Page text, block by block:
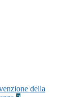
della